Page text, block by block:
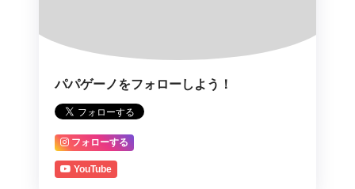
パパゲーノをフォローしよう！
フォローする
YouTube